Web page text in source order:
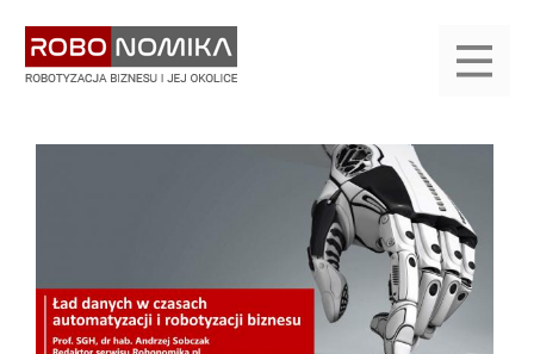
treści
yasne
main
menu
START
KALENDARIUM
KOMPENDIUM
KATEGORIE
PRACA
REJESTRACJA
LOGOWANIE
WYSZUKAJ
KONTAKT